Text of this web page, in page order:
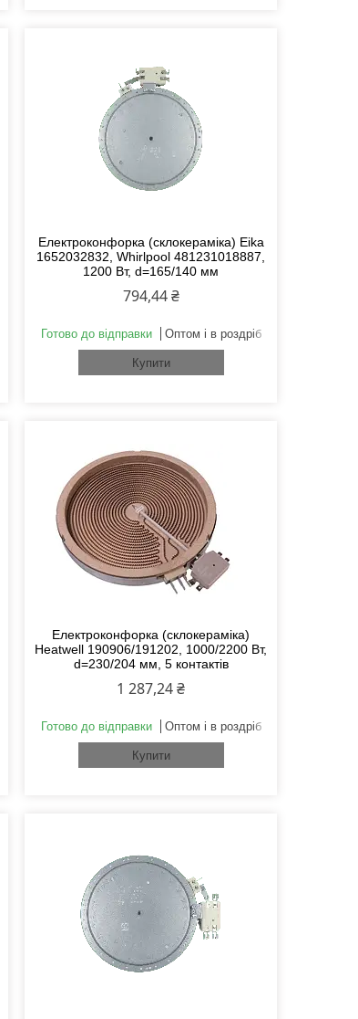
Електроконфорка (склокераміка) Eika
1652032832, Whirlpool 481231018887,
1200 Вт, d=165/140 мм
794,44 ₴
Готово до відправки Оптом і в роздріб
Купити
Електроконфорка (склокераміка)
Heatwell 190906/191202, 1000/2200 Вт,
d=230/204 мм, 5 контактів
1 287,24 ₴
Готово до відправки Оптом і в роздріб
Купити